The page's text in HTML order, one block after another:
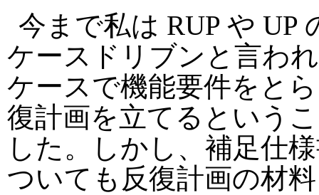
今まで私は RUP や UP
ケースドリブンと言わ
ケースで機能要件をと
復計画を立てるという
した。しかし、補足仕
ついても反復計画の材